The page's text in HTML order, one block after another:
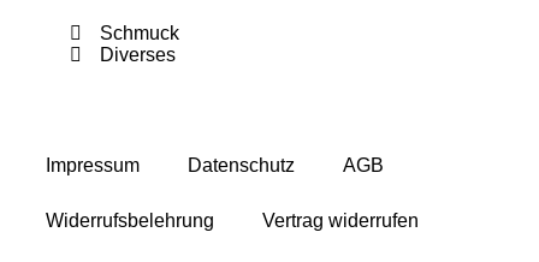
Schmuck
Diverses
Impressum Datenschutz AGB
Widerrufsbelehrung Vertrag widerrufen